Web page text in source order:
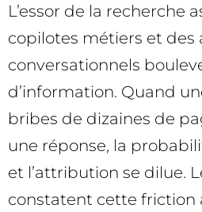
L’essor de la recherche
copilotes métiers et des
conversationnels
d’information. Quand
bribes de dizaines de
une réponse, la
et l’attribution se dilue.
constatent cette friction